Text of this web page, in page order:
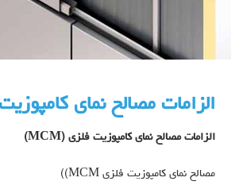
الزامات مصالح نمای
الزامات مصالح نمای کامپوزیت فلزي (MCM
)
مصالح نمای کامپوزیت فلزي MCM))